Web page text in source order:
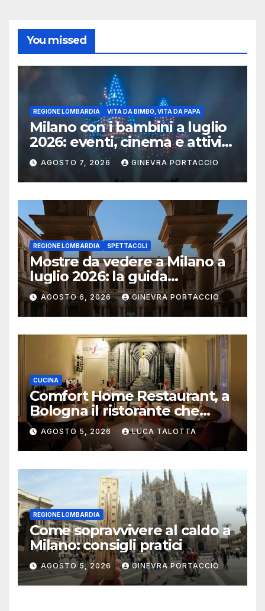
You missed
REGIONE LOMBARDIA VITA DA BIMBO, VITA DA PAPÀ
Milano con i bambini a luglio
2026: eventi, cinema e attività
per famiglie
AGOSTO 7, 2026 GINEVRA PORTACCIO
REGIONE LOMBARDIA SPETTACOLI
Mostre da vedere a Milano a
luglio 2026: la guida
aggiornata
AGOSTO 6, 2026 GINEVRA PORTACCIO
CUCINA
Comfort Home Restaurant, a
Bologna il ristorante che
trasforma l’ospitalità in
un’esperienza di casa
AGOSTO 5, 2026 LUCA TALOTTA
REGIONE LOMBARDIA
Come sopravvivere al caldo a
Milano: consigli pratici
AGOSTO 5, 2026 GINEVRA PORTACCIO